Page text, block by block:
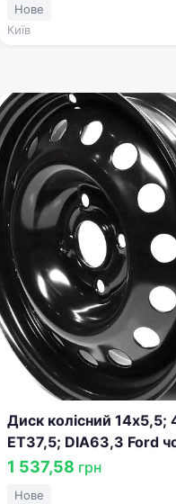
Нове
Київ
Диск колісний 14х5,5;
ET37,5; DIA63,3 Ford
упаковці) <ДК> DK
1 537,58 грн
Нове